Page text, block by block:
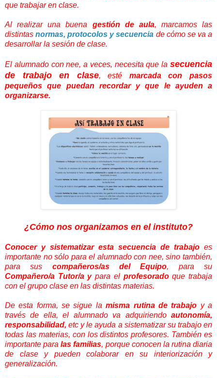
que trabajar en clase.
Al realizar una buena gestión de aula, marcamos las
distintasnormas, protocolos y secuencia de cómo se va a
desarrollar la sesión de clase.
El alumnado con nee, a veces, necesita que la secuencia
de trabajo en clase, esté marcada con pasos
pequeños que puedan recordar y que le ayuden a
organizarse.
¿Cómo nos organizamos en el instituto?
Conocer y sistematizar esta secuencia de trabajo es
importante no sólo para el alumnado con nee, sino también,
para sus compañeros/as del Equipo, para su
Compañero/a Tutor/a ypara elprofesoradoque trabaja
con el grupo clase en las distintas materias.
De esta forma, se sigue lamisma rutina de trabajo y a
través de ella, el alumnado va adquiriendo autonomía,
responsabilidad, etc y leayuda a sistematizar su trabajo en
todas las materias, con los distintos profesores. También es
importante paralas familias, porque conocen la rutina diaria
de clase y pueden colaborar en su interiorización y
generalización.